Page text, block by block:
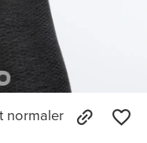
normaler